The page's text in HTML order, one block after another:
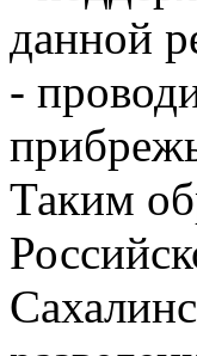
данной
-
Таким